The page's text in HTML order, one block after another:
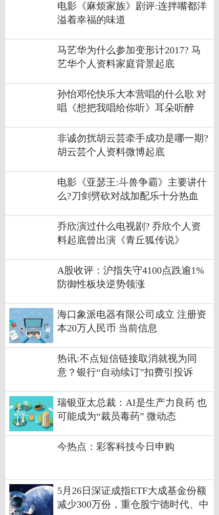
电影《麻烦家族》剧评:连拌嘴都洋
溢着幸福的味道
马艺华为什么参加变形计2017? 马
艺华个人资料家庭背景起底
孙怡邓伦快乐大本营唱的什么歌 对
唱《想把我唱给你听》耳朵听醉
非诚勿扰胡云芸牵手成功是哪一期?
胡云芸个人资料微博起底
电影《亚瑟王:斗兽争霸》主要讲什
么?刀剑劈砍对战加配乐十分热血
乔欣演过什么电视剧? 乔欣个人资
料起底曾出演《青丘狐传说》
A股收评：沪指失守4100点跌逾1%
防御性板块逆势领涨
海口象派电器有限公司成立 注册资
本20万人民币 当前信息
热讯:不点短信链接取消就视为同
意？银行“自动续订”扣费引投诉
瑞银亚太总裁：AI是生产力良药 也
可能成为“裁员毒药” 微动态
今热点：彩客科技今日申购
5月26日深证成指ETF大成基金份额
减少300万份，重仓股宁德时代、中